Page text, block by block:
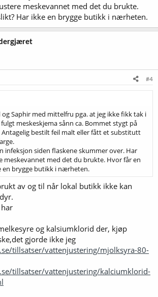
meskevannet med det du brukte.
Har ikke en brygge butikk i nærheten.
#4
Saphir med mittelfru pga. at jeg ikke fikk tak i
fulgt meskeskjema sånn ca. Bommet stygt på
Antagelig bestilt feil malt eller fått et substitutt
infeksjon siden flaskene skummer over. Har
meskevannet med det du brukte. Hvor får en
en brygge butikk i nærheten.
av og til når lokal butikk ikke kan
og kalsiumklorid der, kjøp
gjorde ikke jeg
tillsatser/vattenjustering/mjolksyra-80-
tillsatser/vattenjustering/kalciumklorid-